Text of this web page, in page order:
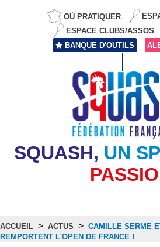
OÙ PRATIQUER
ESPACE CLUBS/ASSOS
BANQUE D'OUTILS
SQUASH, UN
ACCUEIL > ACTUS > CAMILLE SERME
REMPORTENT L'OPEN DE FRANCE !